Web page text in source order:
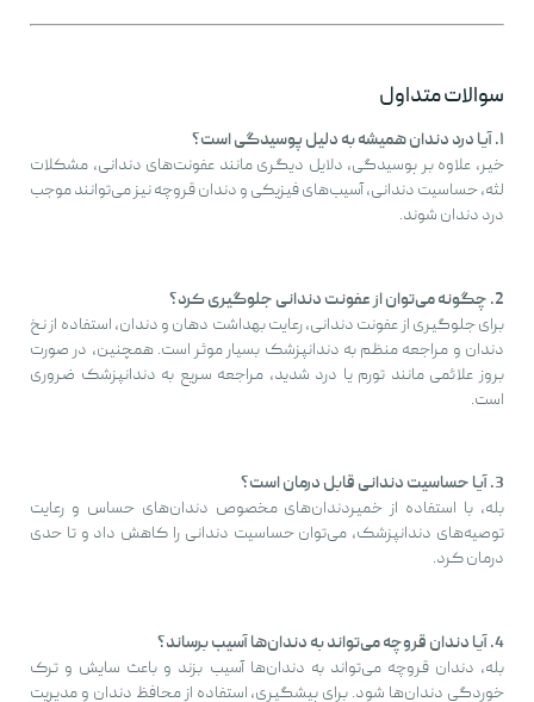
سوالات متداول
۱. آیا درد دندان همیشه به دلیل پوسیدگی است؟
خیر، علاوه بر پوسیدگی، دلایل دیگری مانند عفونت‌های دندانی، مشکلات
لثه، حساسیت دندانی، آسیب‌های فیزیکی و دندان قروچه نیز می‌توانند موجب
درد دندان شوند.
2. چگونه می‌توان از عفونت دندانی جلوگیری کرد؟
برای جلوگیری از عفونت دندانی، رعایت بهداشت دهان و دندان، استفاده از نخ
دندان و مراجعه منظم به دندانپزشک بسیار موثر است. همچنین، در صورت
بروز علائمی مانند تورم یا درد شدید، مراجعه سریع به دندانپزشک ضروری
است.
3. آیا حساسیت دندانی قابل درمان است؟
بله، با استفاده از خمیردندان‌های مخصوص دندان‌های حساس و رعایت
توصیه‌های دندانپزشک، می‌توان حساسیت دندانی را کاهش داد و تا حدی
درمان کرد.
4. آیا دندان قروچه می‌تواند به دندان‌ها آسیب برساند؟
بله، دندان قروچه می‌تواند به دندان‌ها آسیب بزند و باعث سایش و ترک
خوردگی دندان‌ها شود. برای پیشگیری، استفاده از محافظ دندان و مدیریت